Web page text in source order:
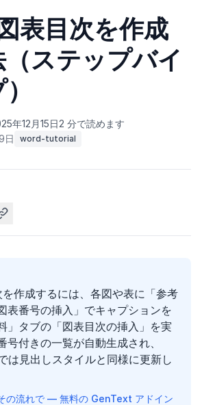
表目次を作成
ステップバイ
年12月15日2 分で読めます
日
word-tutorial
作成するには、各図や表に「参考
表番号の挿入」でキャプションを
」タブの「図表目次の挿入」を実
号付きの一覧が自動生成され、
は見出しスタイルと同様に更新し
の流れで — 無料の GenText アドイン